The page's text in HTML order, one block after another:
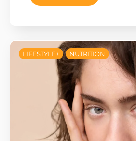
LIFESTYLE+ NUTRITION